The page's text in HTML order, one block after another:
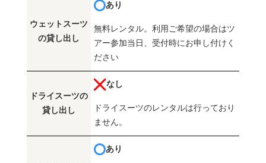
ウェットスーツ
の貸し出し
あり
無料レンタル。利用ご希望の場合はツ
アー参加当日、受付時にお申し付けく
ださい
ドライスーツの
貸し出し
なし
ドライスーツのレンタルは行っており
ません。
あり